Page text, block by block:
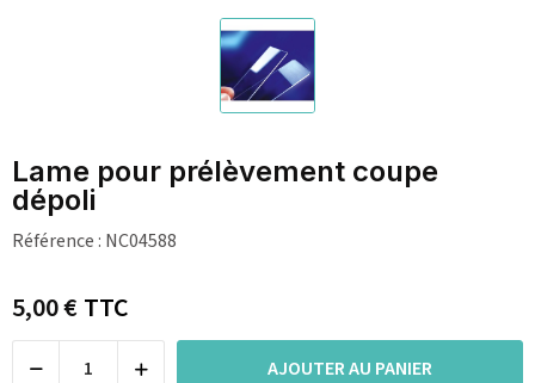
Lame pour prélèvement coupe
dépoli
Référence : NC04588
5,00 €TTC
AJOUTER AU PANIER